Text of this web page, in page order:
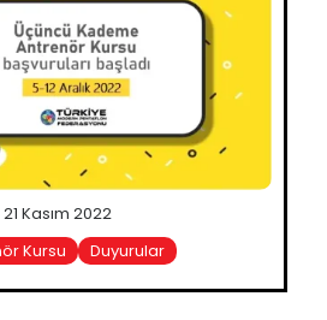
21 Kasım 2022
Kursu
Duyurular